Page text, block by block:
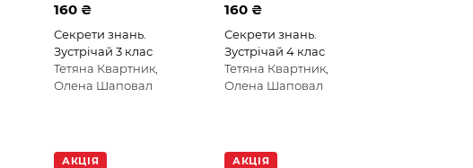
160 ₴
Секрети знань.
Зустрічай 3 клас
Тетяна Квартник,
Олена Шаповал
160 ₴
Секрети знань.
Зустрічай 4 клас
Тетяна Квартник,
Олена Шаповал
АКЦІЯ АКЦІЯ